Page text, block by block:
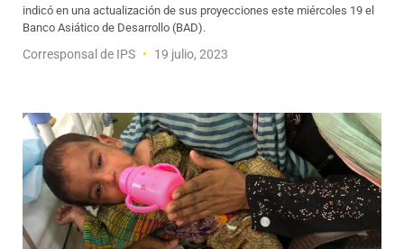
indicó en una actualización de sus proyecciones este miércoles 19 el
Banco Asiático de Desarrollo (BAD).
Corresponsal de IPS 19 julio, 2023